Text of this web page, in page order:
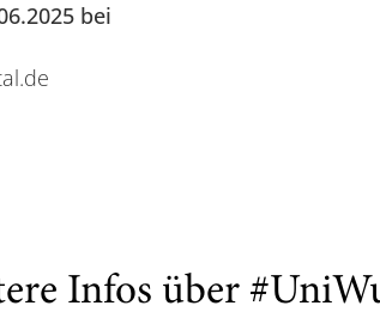
bei
Infos über